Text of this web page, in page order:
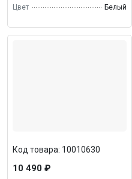
Цвет
Белый
Код товара: 10010630
10 490 ₽